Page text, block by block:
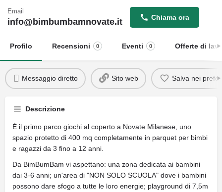
Email
info@bimbumbamnovate.it Chiama ora
Profilo Recensioni 0 Eventi 0 Offerte di
Messaggio diretto Sito web Salva nei
Descrizione
È il primo parco giochi al coperto a Novate Milanese, uno
spazio protetto di 400 mq completamente in parquet per bimbi
e ragazzi da 3 fino a 12 anni.
Da BimBumBam vi aspettano: una zona dedicata ai bambini
dai 3-6 anni; un'area di "NON SOLO SCUOLA" dove i bambini
possono dare sfogo a tutte le loro energie; playground di 7,5m